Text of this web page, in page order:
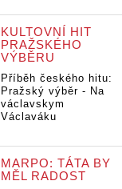
KULTOVNÍ HIT
PRAŽSKÉHO
VÝBĚRU
Příběh českého hitu:
Pražský výběr - Na
václavskym
Václaváku
MARPO: TÁTA BY
MĚL RADOST